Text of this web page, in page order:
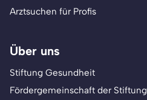
Arztsuchen für Profis
Über uns
Stiftung Gesundheit
Fördergemeinschaft der Stiftung